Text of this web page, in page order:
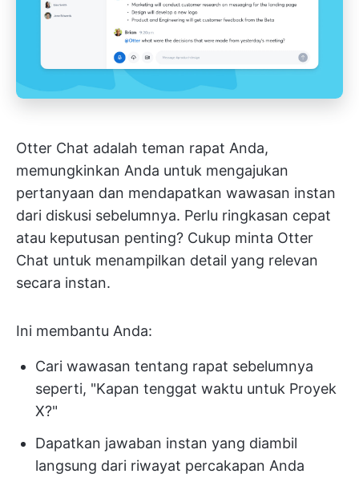
Otter Chat adalah teman rapat Anda,
memungkinkan Anda untuk mengajukan
pertanyaan dan mendapatkan wawasan instan
dari diskusi sebelumnya. Perlu ringkasan cepat
atau keputusan penting? Cukup minta Otter
Chat untuk menampilkan detail yang relevan
secara instan.
Ini membantu Anda:
Cari wawasan tentang rapat sebelumnya
seperti, "Kapan tenggat waktu untuk Proyek
X?"
Dapatkan jawaban instan yang diambil
langsung dari riwayat percakapan Anda